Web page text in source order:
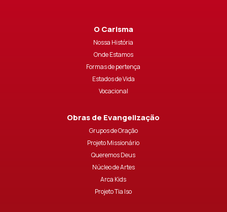
O Carisma
Nossa História
Onde Estamos
Formas de pertença
Estados de Vida
Vocacional
Obras de Evangelização
Grupos de Oração
Projeto Missionário
Queremos Deus
Núcleo de Artes
Arca Kids
Projeto Tia Iso